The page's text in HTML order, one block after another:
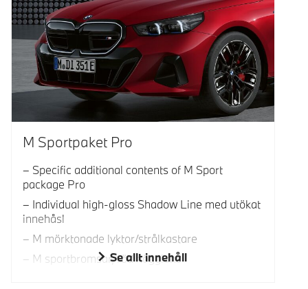
M Sportpaket Pro
Specific additional contents of M Sport
package Pro
Individual high-gloss Shadow Line med utökat
innehåsl
M mörktonade lyktor/strålkastare
M sportbromsar, röd högglans
Se allt innehåll